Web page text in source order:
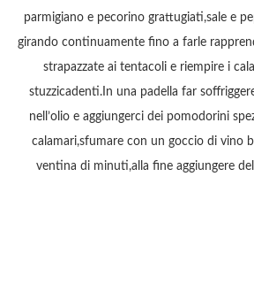
parmigiano e pecorino grattugiati,sale e
girando continuamente fino a farle
strapazzate ai tentacoli e riempire i
stuzzicadenti.In una padella far
nell’olio e aggiungerci dei pomodorini
calamari,sfumare con un goccio di vino
ventina di minuti,alla fine aggiungere